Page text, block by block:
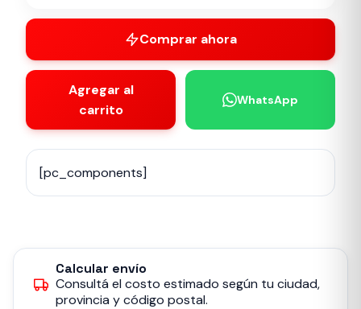
Comprar ahora
Agregar al
carrito
WhatsApp
[pc_components]
Calcular envío
Consultá el costo estimado según tu ciudad,
provincia y código postal.